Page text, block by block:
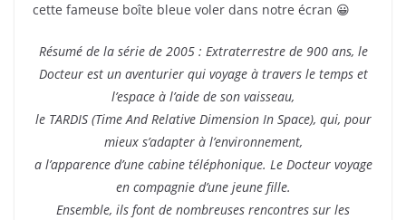
cette fameuse boîte bleue voler dans notre écran 😀
Résumé de la série de 2005 : Extraterrestre de 900 ans, le
Docteur est un aventurier qui voyage à travers le temps et
l’espace à l’aide de son vaisseau,
le TARDIS (Time And Relative Dimension In Space), qui, pour
mieux s’adapter à l’environnement,
a l’apparence d’une cabine téléphonique. Le Docteur voyage
en compagnie d’une jeune fille.
Ensemble, ils font de nombreuses rencontres sur les